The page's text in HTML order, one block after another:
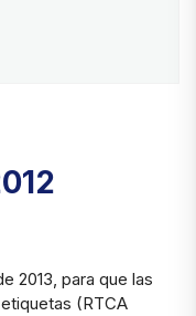
2013, para que las
(RTCA